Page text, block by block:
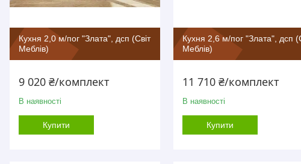
Кухня 2,0 м/пог "Злата", дсп (Світ
Меблів)
9 020 ₴/комплект
В наявності
Купити
Кухня 2,6 м/пог "Злата", дсп
Меблів)
11 710 ₴/комплект
В наявності
Купити